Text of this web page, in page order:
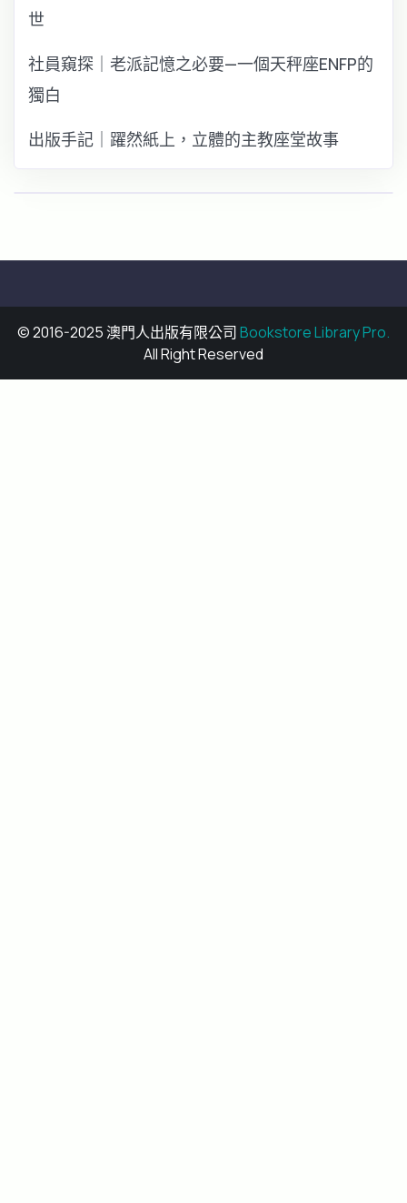
世
社員窺探｜老派記憶之必要—一個天秤座ENFP的
獨白
出版手記｜躍然紙上，立體的主教座堂故事
© 2016-2025 澳門人出版有限公司Bookstore Library Pro.
All Right Reserved